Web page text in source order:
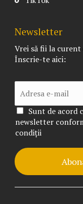
Newsletter
Vrei să fii la
Înscrie-te aici:
Sunt de acord
newsletter
condiții